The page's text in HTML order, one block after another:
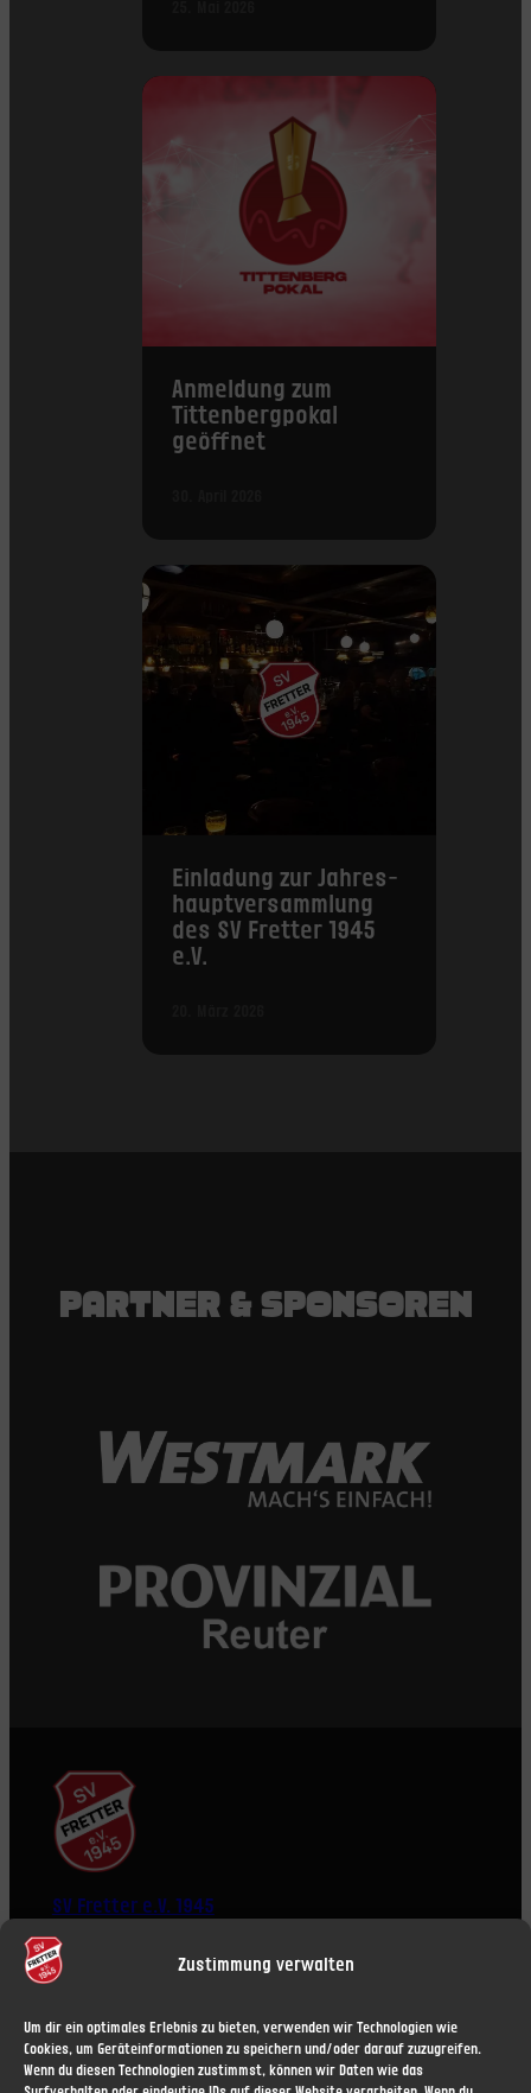
Zustimmung verwalten
Um dir ein optimales Erlebnis zu bieten, verwenden wir Technologien wie
Cookies, um Geräteinformationen zu speichern und/oder darauf zuzugreifen.
Wenn du diesen Technologien zustimmst, können wir Daten wie das
Anmeldung zum
Tittenbergpokal
geöffnet
Einladung zur Jahres­
haupt­versammlung
des SV Fretter 1945
e.V.
PARTNER & SPONSOREN
SV Fretter e.V. 1945
ÜBER UNS RECHTLICHES